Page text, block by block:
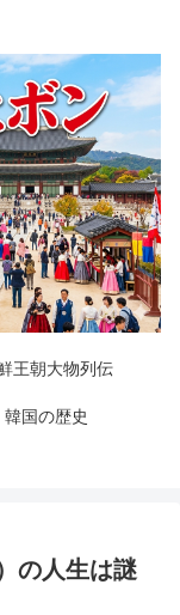
王朝大物列伝
韓国の歴史
の人生は謎